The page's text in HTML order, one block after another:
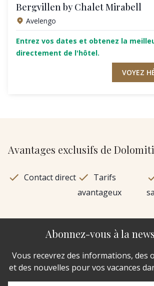
Bergvillen by Chalet Mirabell
Avelengo
Entrez vos dates et obtenez la
directement de l'hôtel.
VOYEZ
Avantages exclusifs de
Contact direct
Tarifs
avantageux
Abonnez-vous à la
Vous recevrez des informations, des
et des nouvelles pour vos vacances